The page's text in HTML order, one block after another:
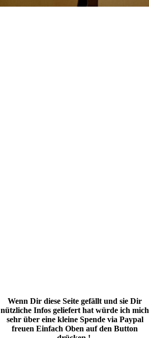
Wenn Dir diese Seite gefällt und sie Dir
nützliche Infos geliefert hat würde ich mich
sehr über eine kleine Spende via Paypal
freuen Einfach Oben auf den Button